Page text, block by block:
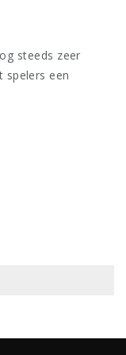
steeds zeer
spelers een